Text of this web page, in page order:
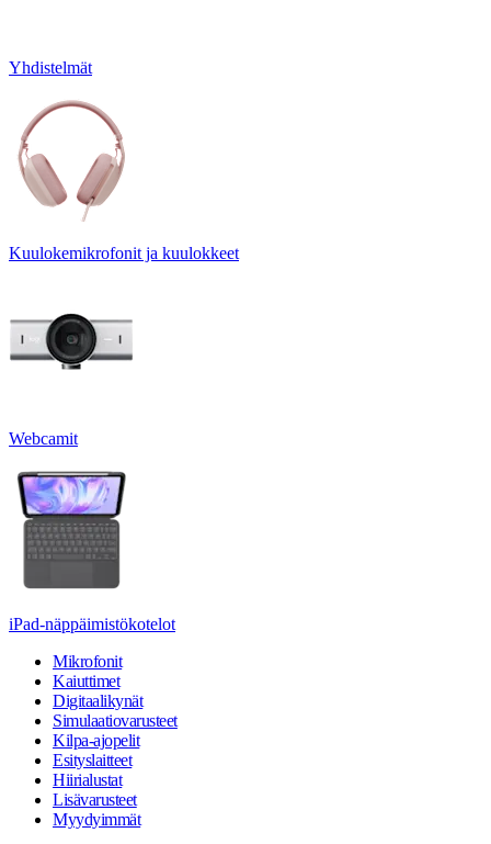
Yhdistelmät
Kuulokemikrofonit ja kuulokkeet
Webcamit
iPad-näppäimistökotelot
Mikrofonit
Kaiuttimet
Digitaalikynät
Simulaatiovarusteet
Kilpa-ajopelit
Esityslaitteet
Hiirialustat
Lisävarusteet
Myydyimmät